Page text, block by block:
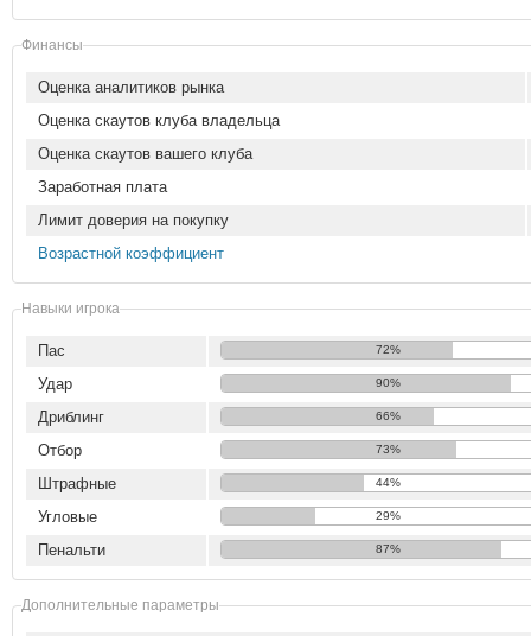
Финансы
Оценка аналитиков рынка
Оценка скаутов клуба владельца
Оценка скаутов вашего клуба
Заработная плата
Лимит доверия на покупку
Возрастной коэффициент
Навыки игрока
Пас 72%
Удар 90%
Дриблинг 66%
Отбор 73%
Штрафные 44%
Угловые 29%
Пенальти 87%
Дополнительные параметры